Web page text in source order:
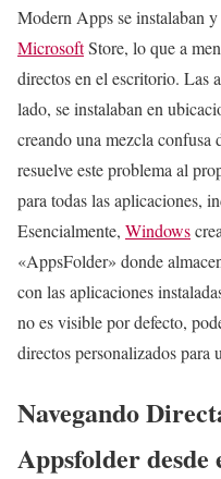
Modern Apps se instalaban
MicrosoftStore, lo que a
directos en el escritorio. Las
lado, se instalaban en
creando una mezcla confusa
resuelve este problema al
para todas las aplicaciones,
Esencialmente, Windows
«AppsFolder» donde
con las aplicaciones
no es visible por defecto,
directos personalizados para
Navegando
Appsfolder